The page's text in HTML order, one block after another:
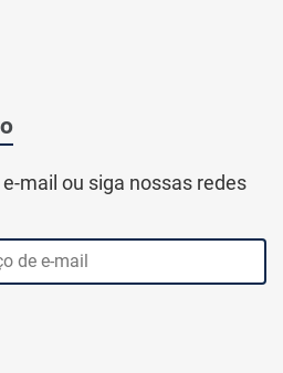
mail ou siga nossas redes